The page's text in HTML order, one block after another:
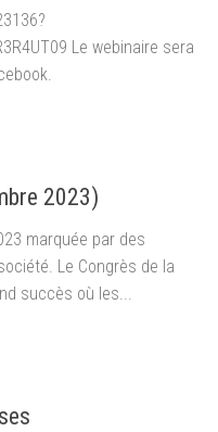
Le webinaire sera
2023)
marquée par des
Le Congrès de la
succès où les...